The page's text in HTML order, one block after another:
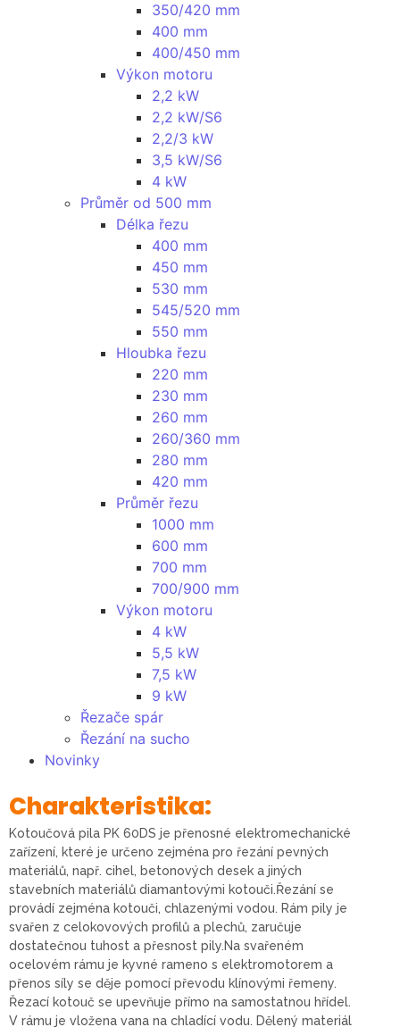
350/420 mm
400 mm
400/450 mm
Výkon motoru
2,2 kW
2,2 kW/S6
2,2/3 kW
3,5 kW/S6
4 kW
Průměr od 500 mm
Délka řezu
400 mm
450 mm
530 mm
545/520 mm
550 mm
Hloubka řezu
220 mm
230 mm
260 mm
260/360 mm
280 mm
420 mm
Průměr řezu
1000 mm
600 mm
700 mm
700/900 mm
Výkon motoru
4 kW
5,5 kW
7,5 kW
9 kW
Řezače spár
Řezání na sucho
Novinky
Charakteristika:
Kotoučová pila PK 60DS je přenosné elektromechanické
zařízení, které je určeno zejména pro řezání pevných
materiálů, např. cihel, betonových desek a jiných
stavebních materiálů diamantovými kotouči.Řezání se
provádí zejména kotouči, chlazenými vodou. Rám pily je
svařen z celokovových profilů a plechů, zaručuje
dostatečnou tuhost a přesnost pily.Na svařeném
ocelovém rámu je kyvné rameno s elektromotorem a
přenos síly se děje pomocí převodu klínovými řemeny.
Řezací kotouč se upevňuje přímo na samostatnou hřídel.
V rámu je vložena vana na chladící vodu. Dělený materiál